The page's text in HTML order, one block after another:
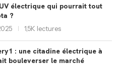
électrique qui pourrait tout
?
1,5K lectures
: une citadine électrique à
bouleverser le marché